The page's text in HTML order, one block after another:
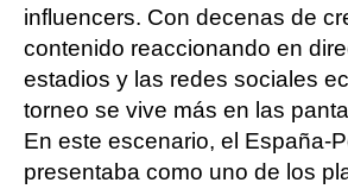
influencers. Con decenas de
contenido reaccionando en
estadios y las redes sociales
torneo se vive más en las
En este escenario, el España-
presentaba como uno de los